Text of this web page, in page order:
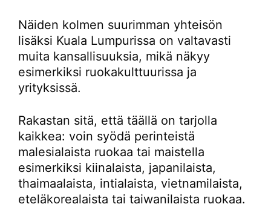
Näiden kolmen suurimman yhteisön
lisäksi Kuala Lumpurissa on valtavasti
muita kansallisuuksia, mikä näkyy
esimerkiksi ruokakulttuurissa ja
yrityksissä.
Rakastan sitä, että täällä on tarjolla
kaikkea: voin syödä perinteistä
malesialaista ruokaa tai maistella
esimerkiksi kiinalaista, japanilaista,
thaimaalaista, intialaista, vietnamilaista,
eteläkorealaista tai taiwanilaista ruokaa.